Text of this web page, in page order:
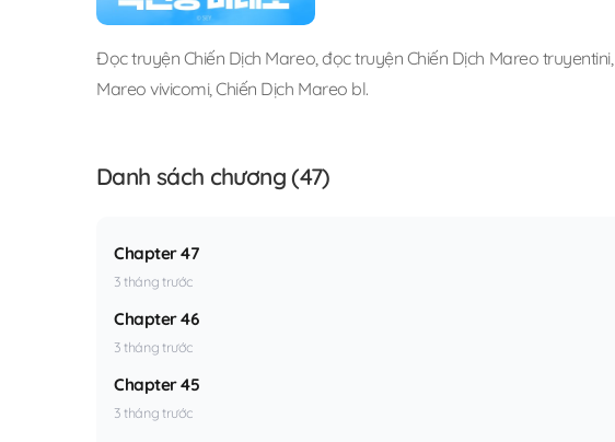
Đọc truyện Chiến Dịch Mareo,đọc truyện Chiến Dịch Mareo truyentini,
Mareo vivicomi,Chiến Dịch Mareo bl.
Danh sách chương (47)
Chapter 47
3 tháng trước
Chapter 46
3 tháng trước
Chapter 45
3 tháng trước